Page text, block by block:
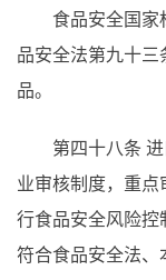
食品安全国家
品安全法第九十三
品。
第四十八条
业审核制度，重点
行食品安全风险控
符合食品安全法、